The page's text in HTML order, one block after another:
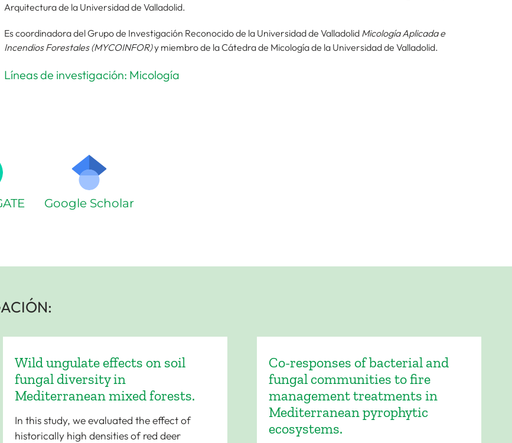
Arquitectura de la Universidad de Valladolid.
Es coordinadora del Grupo de Investigación Reconocido de la Universidad de Valladolid Micología Aplicada e
Incendios Forestales (MYCOINFOR)y miembro de la Cátedra de Micología de la Universidad de Valladolid.
Líneas de investigación: Micología
Google Scholar
Wild ungulate effects on soil
fungal diversity in
Mediterranean mixed forests.
In this study, we evaluated the effect of
historically high densities of red deer
Co-responses of bacterial and
fungal communities to fire
management treatments in
Mediterranean pyrophytic
ecosystems.